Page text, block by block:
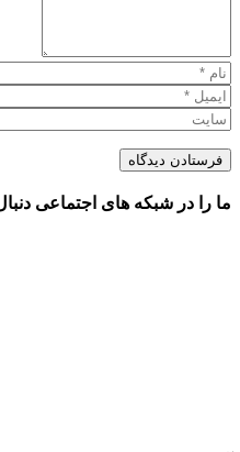
ما را در شبکه های اجتماعی